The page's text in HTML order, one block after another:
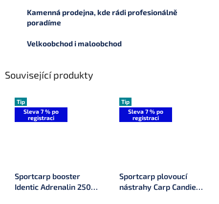
Kamenná prodejna, kde rádi profesionálně
poradíme
Velkoobchod i maloobchod
Související produkty
Tip
Sleva 7 % po
registraci
Sportcarp booster
Identic Adrenalin 250
Tip
Sleva 7 % po
registraci
Sportcarp plovoucí
nástrahy Carp Candies